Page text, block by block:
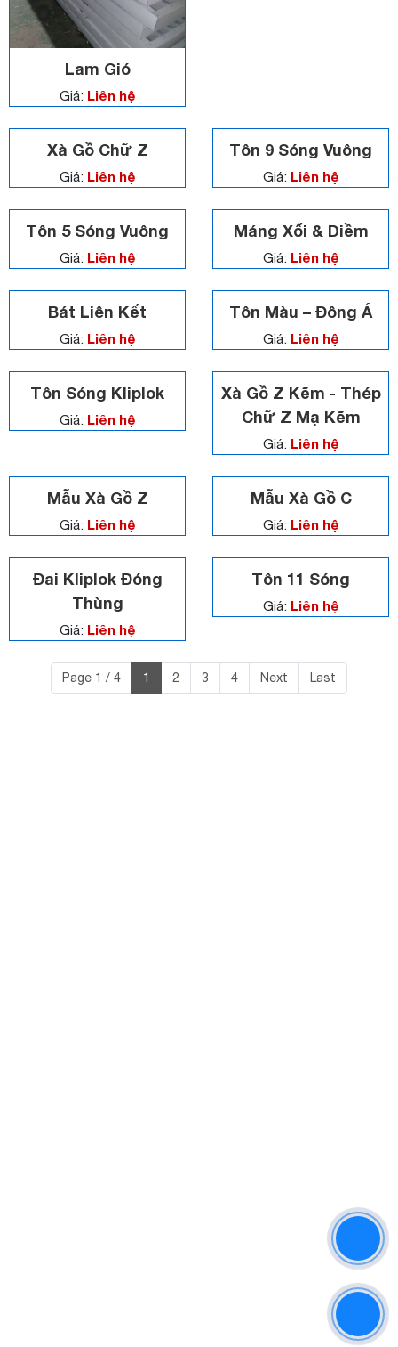
Lam Gió
Giá: Liên hệ
Xà Gồ Chữ Z
Giá: Liên hệ
Tôn 9 Sóng Vuông
Giá: Liên hệ
Tôn 5 Sóng Vuông
Giá: Liên hệ
Máng Xối & Diềm
Giá: Liên hệ
Bát Liên Kết
Giá: Liên hệ
Tôn Màu – Đông Á
Giá: Liên hệ
Tôn Sóng Kliplok
Giá: Liên hệ
Xà Gồ Z Kẽm - Thép
Chữ Z Mạ Kẽm
Giá: Liên hệ
Mẫu Xà Gồ Z
Giá: Liên hệ
Mẫu Xà Gồ C
Giá: Liên hệ
Đai Kliplok Đóng
Thùng
Giá: Liên hệ
Tôn 11 Sóng
Giá: Liên hệ
Page 1 / 4 1 2 3 4 Next Last